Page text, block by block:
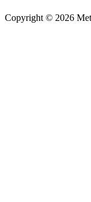
Copyright © 2026